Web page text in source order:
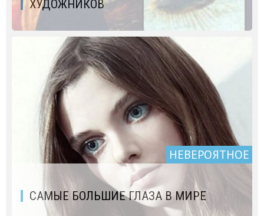
ХУДОЖНИКОВ
НЕВЕРОЯТНОЕ
САМЫЕ БОЛЬШИЕ ГЛАЗА В МИРЕ